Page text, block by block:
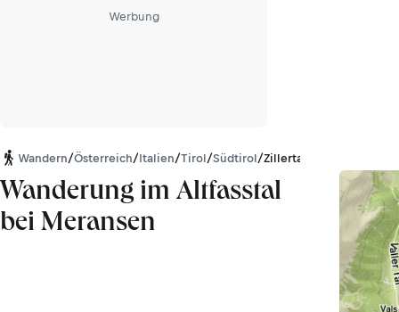
Werbung
Wandern/Österreich/Italien/Tirol/Südtirol/Zillertaler Alpen
Wanderung im Altfasstal
bei Meransen